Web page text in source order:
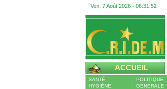
Ven, 7 Août 2026 - 06:31:53
ACCUEIL
SANTÉ
HYGIÈNE
POLITIQUE
GÉNÉRALE